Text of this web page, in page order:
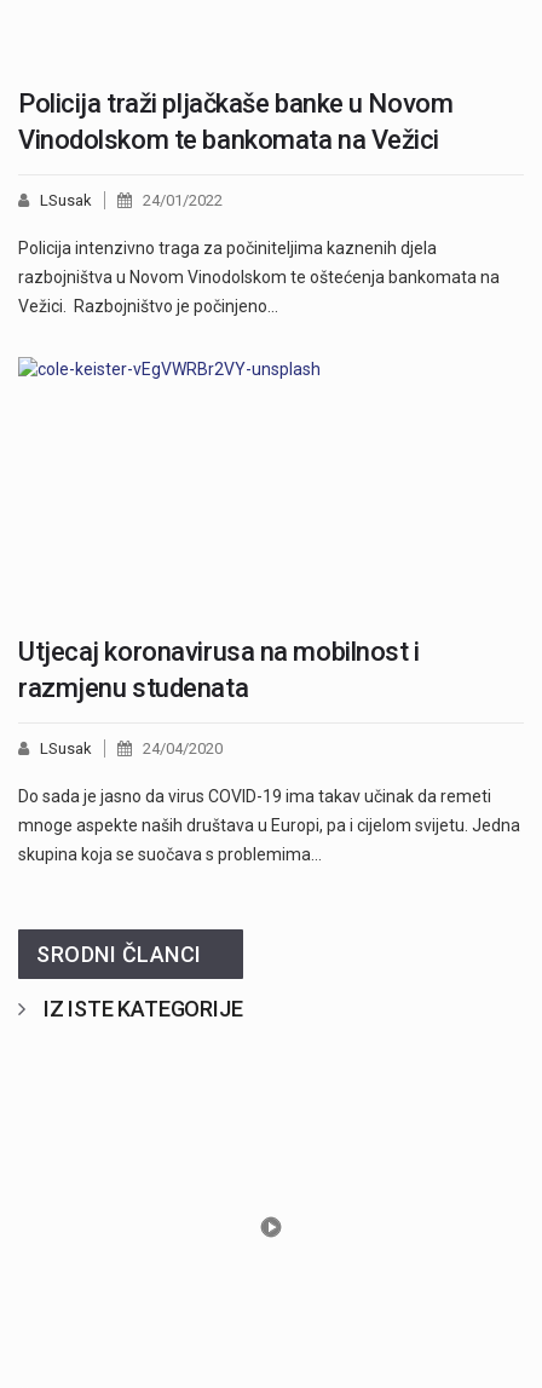
Policija traži pljačkaše banke u Novom
Vinodolskom te bankomata na Vežici
LSusak 24/01/2022
Policija intenzivno traga za počiniteljima kaznenih djela
razbojništva u Novom Vinodolskom te oštećenja bankomata na
Vežici. Razbojništvo je počinjeno…
Utjecaj koronavirusa na mobilnost i
razmjenu studenata
LSusak 24/04/2020
Do sada je jasno da virus COVID-19 ima takav učinak da remeti
mnoge aspekte naših društava u Europi, pa i cijelom svijetu. Jedna
skupina koja se suočava s problemima…
SRODNI ČLANCI
IZ ISTE KATEGORIJE